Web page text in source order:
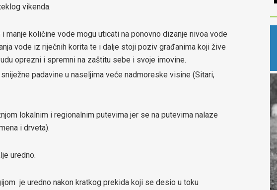
vikenda.
količine vode mogu uticati na ponovno dizanje nivoa vode
vode iz riječnih korita te i dalje stoji poziv građanima koji žive
oprezni i spremni na zaštitu sebe i svoje imovine.
padavine u naseljima veće nadmoreske visine (Sitari,
lokalnim i regionalnim putevima jer se na putevima nalaze
i drveta).
uredno.
je uredno nakon kratkog prekida koji se desio u toku